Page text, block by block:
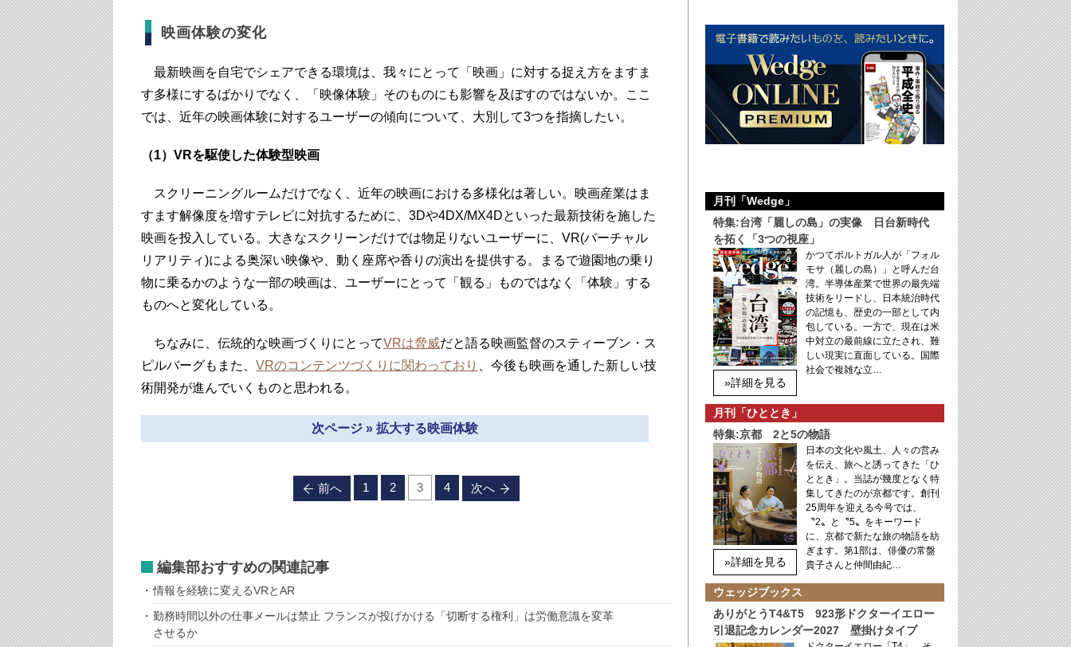
映画体験の変化
最新映画を自宅でシェアできる環境は、我々にとって「映画」に対する捉え方をますま
す多様にするばかりでなく、「映像体験」そのものにも影響を及ぼすのではないか。ここ
では、近年の映画体験に対するユーザーの傾向について、大別して3つを指摘したい。
（1）VRを駆使した体験型映画
スクリーニングルームだけでなく、近年の映画における多様化は著しい。映画産業はま
すます解像度を増すテレビに対抗するために、3Dや4DX/MX4Dといった最新技術を施した
映画を投入している。大きなスクリーンだけでは物足りないユーザーに、VR(バーチャル
リアリティ)による奥深い映像や、動く座席や香りの演出を提供する。まるで遊園地の乗り
物に乗るかのような一部の映画は、ユーザーにとって「観る」ものではなく「体験」する
ものへと変化している。
ちなみに、伝統的な映画づくりにとってVRは脅威だと語る映画監督のスティーブン・ス
ピルバーグもまた、 VRのコンテンツづくりに関わっており
、今後も映画を通した新しい技
術開発が進んでいくものと思われる。
次ページ » 拡大する映画体験
前へ 1 2 3 4 次へ
編集部おすすめの関連記事
情報を経験に変えるVRとAR
勤務時間以外の仕事メールは禁止 フランスが投げかける「切断する権利」は労働意識を変革
させるか
月刊「Wedge」
特集:台湾「麗しの島」の実像 日台新時代
を拓く「3つの視座」
»詳細を見る
かつてポルトガル人が「フォル
モサ（麗しの島）」と呼んだ台
湾。半導体産業で世界の最先端
技術をリードし、日本統治時代
の記憶も、歴史の一部として内
包している。一方で、現在は米
中対立の最前線に立たされ、難
しい現実に直面している。国際
社会で複雑な立…
月刊「ひととき」
特集:京都 2と5の物語
»詳細を見る
日本の文化や風土、人々の営み
を伝え、旅へと誘ってきた「ひ
ととき」。当誌が幾度となく特
集してきたのが京都です。創刊
25周年を迎える今号では、
〝2〟と〝5〟をキーワード
に、京都で新たな旅の物語を紡
ぎます。第1部は、俳優の常盤
貴子さんと仲間由紀…
ウェッジブックス
ありがとうT4&T5 923形ドクターイエロー
引退記念カレンダー2027 壁掛けタイプ